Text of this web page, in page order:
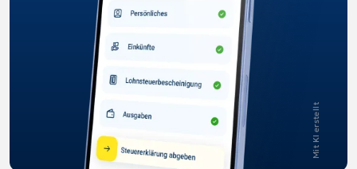
Mit KI erstellt